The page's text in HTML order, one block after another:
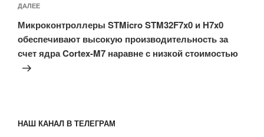
Следующая
запись
ДАЛЕЕ
Микроконтроллеры STMicro STM32F7x0 и H7x0
обеспечивают высокую производительность за
счет ядра Cortex-M7 наравне с низкой стоимостью
НАШ КАНАЛ В ТЕЛЕГРАМ